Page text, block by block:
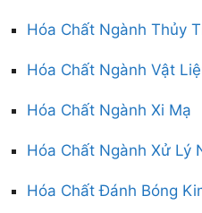
Hóa Chất Ngành Thủy
Hóa Chất Ngành Vật
Hóa Chất Ngành Xi Mạ
Hóa Chất Ngành Xử Lý
Hóa Chất Đánh Bóng